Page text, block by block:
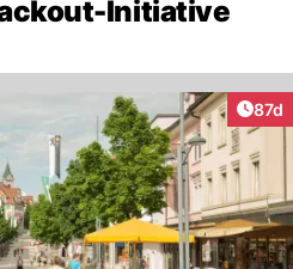
Initiative
87d